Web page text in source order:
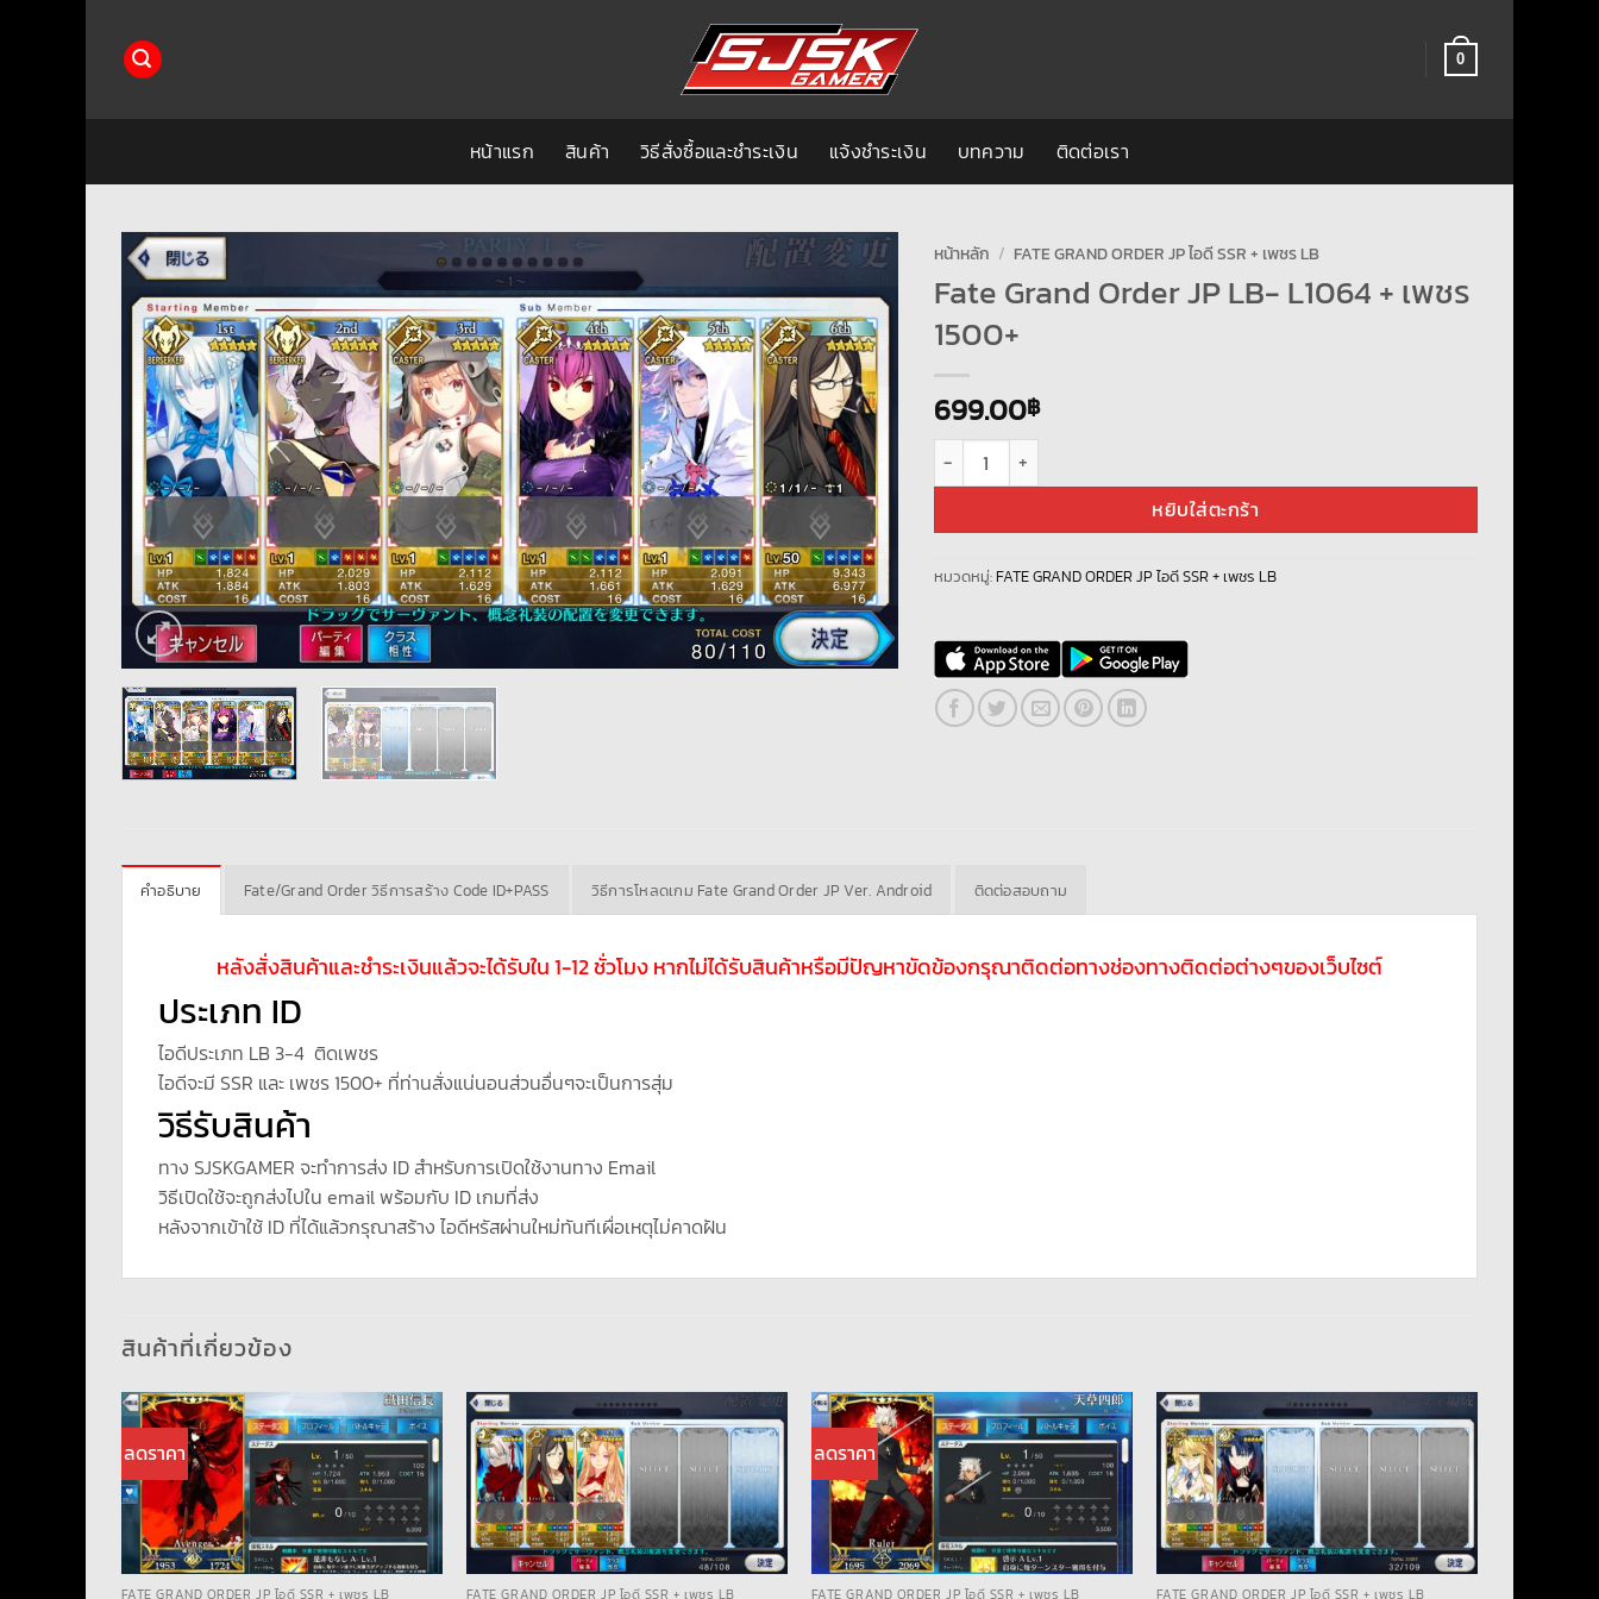
0
หน้าแรก สินค้า วิธีสั่งซื้อและชำระเงิน แจ้งชำระเงิน บทความ ติดต่อเรา
หน้าหลัก / FATE GRAND ORDER JP ไอดี SSR + เพชร LB
Fate Grand Order JP LB- L1064 + เพชร
1500+
699.00฿
จำนวน Fate Grand Order JP LB- L1064 + เพชร 1500+ ชิ้น
หยิบใส่ตะกร้า
หมวดหมู่: FATE GRAND ORDER JP ไอดี SSR + เพชร LB
คำอธิบาย Fate/Grand Order วิธีการสร้าง Code ID+PASS วิธีการโหลดเกม Fate Grand Order JP Ver. Android ติดต่อสอบถาม
หลังสั่งสินค้าและชำระเงินแล้วจะได้รับใน 1-12 ชั่วโมง หากไม่ได้รับสินค้าหรือมีปัญหาขัดข้องกรุณาติดต่อทางช่องทางติดต่อต่างๆของเว็บไซต์
ประเภท ID
ไอดีประเภท LB 3-4 ติดเพชร
ไอดีจะมี SSR และ เพชร 1500+ ที่ท่านสั่งแน่นอนส่วนอื่นๆจะเป็นการสุ่ม
วิธีรับสินค้า
ทาง SJSKGAMER จะทำการส่ง ID สำหรับการเปิดใช้งานทาง Email
วิธีเปิดใช้จะถูกส่งไปใน email พร้อมกับ ID เกมที่ส่ง
หลังจากเข้าใช้ ID ที่ได้แล้วกรุณาสร้าง ไอดีหรัสผ่านใหม่ทันทีเผื่อเหตุไม่คาดฝัน
สินค้าที่เกี่ยวข้อง
ลดราคา
FATE GRAND ORDER JP ไอดี SSR + เพชร LB FATE GRAND ORDER JP ไอดี SSR + เพชร LB
ลดราคา
FATE GRAND ORDER JP ไอดี SSR + เพชร LB FATE GRAND ORDER JP ไอดี SSR + เพชร LB